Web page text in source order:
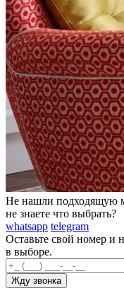
Не нашли подходящую
не знаете что выбрать?
whatsapp telegram
Оставьте свой номер и
в выборе.